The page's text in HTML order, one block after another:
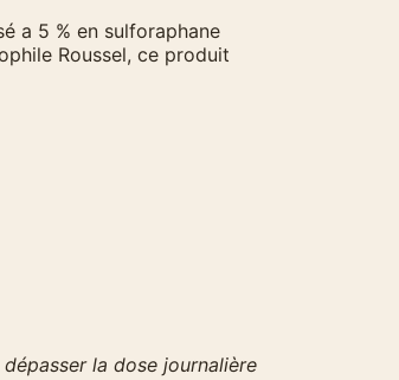
a 5 % en sulforaphane
Roussel, ce produit
la dose journalière